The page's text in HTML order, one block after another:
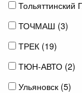
Тольяттинский
ТОЧМАШ (3)
ТРЕК (19)
ТЮН-АВТО (2)
Ульяновск (5)